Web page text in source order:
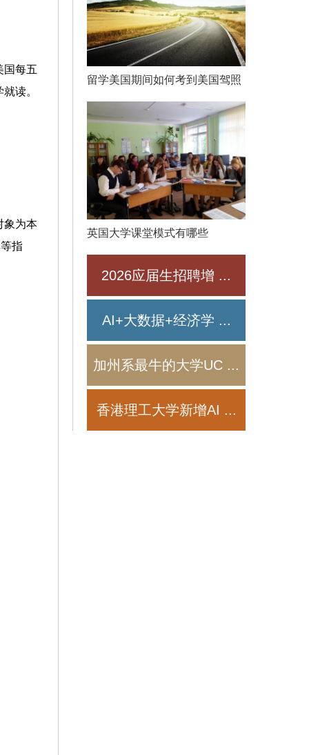
国每五
读。
象为本
指
留学美国期间如何考到美国驾照
英国大学课堂模式有哪些
2026应届生招聘增 ...
AI+大数据+经济学 ...
加州系最牛的大学UC ...
香港理工大学新增AI ...